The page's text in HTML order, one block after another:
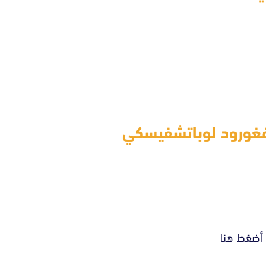
لوباتشفيسكي
أضغط هنا